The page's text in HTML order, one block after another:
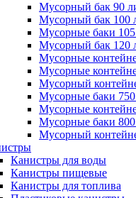
Мусорный бак 90
Мусорный бак 100
Мусорные баки 105
Мусорный бак 120
Мусорные
Мусорные
Мусорный
Мусорные баки 750
Мусорные
Мусорные баки 800
Мусорный
Канистры для воды
Канистры пищевые
Канистры для топлива